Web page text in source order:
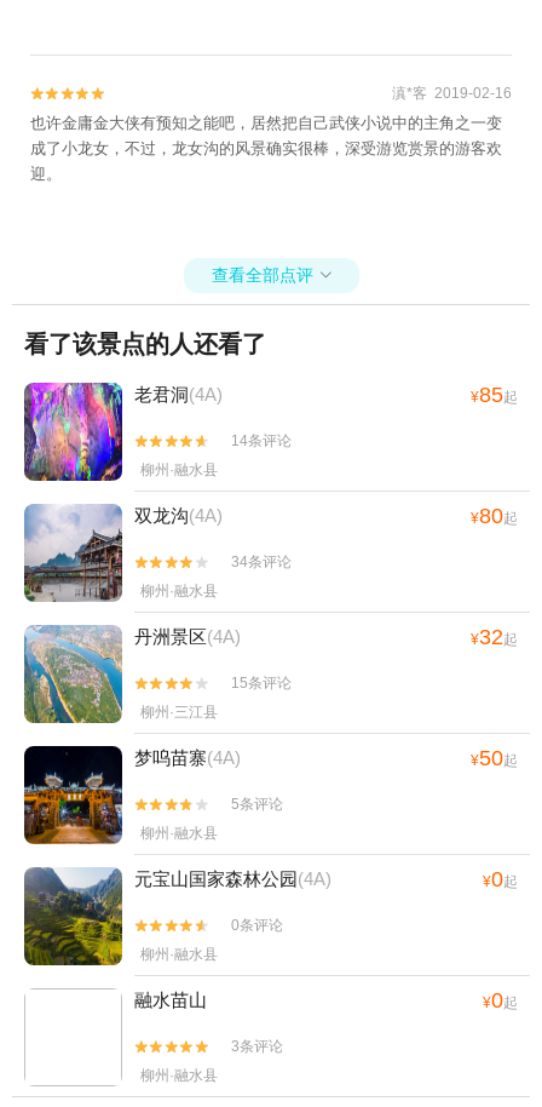

 滇*客 2019-02-16
也许金庸金大侠有预知之能吧，居然把自己武侠小说中的主角之一变
成了小龙女，不过，龙女沟的风景确实很棒，深受游览赏景的游客欢
迎。
查看全部点评 
看了该景点的人还看了
老君洞(4A) ¥85起


14条评论
柳州·融水县
双龙沟(4A) ¥80起


34条评论
柳州·融水县
丹洲景区(4A) ¥32起


15条评论
柳州·三江县
梦呜苗寨(4A) ¥50起


5条评论
柳州·融水县
元宝山国家森林公园(4A) ¥0起


0条评论
柳州·融水县
融水苗山 ¥0起


3条评论
柳州·融水县